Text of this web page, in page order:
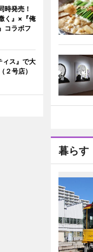
暮らす
時発売！
く』×『俺
コラボフ
ィス』で大
２号店）